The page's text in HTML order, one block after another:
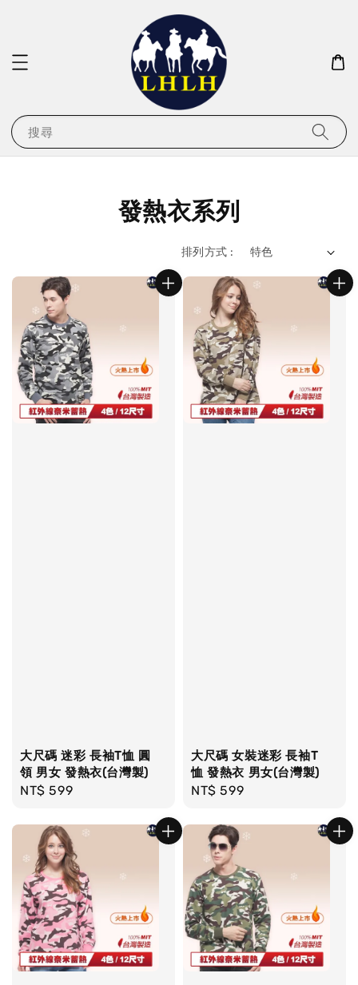
搜尋
發熱衣系列
排列方式 :
大尺碼 迷彩 長袖T恤 圓
領 男女 發熱衣(台灣製)
Regular
NT$ 599
大尺碼 女裝迷彩 長袖T
恤 發熱衣 男女(台灣製)
Regular
NT$ 599